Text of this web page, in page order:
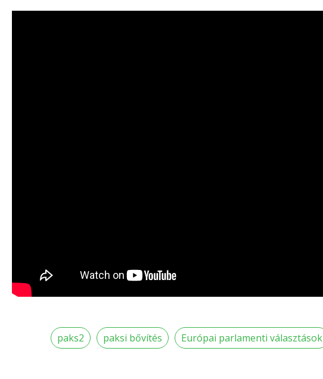
paks2 paksi bővítés Európai parlamenti választások